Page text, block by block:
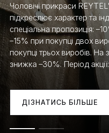
Чоловічі прикраси
підкреслює характер та
спеціальна пропозиція:
–15% при покупці двох
покупці трьох виробів. На
знижка –30%. Період
ДІЗНАТИСЬ БІЛЬШЕ